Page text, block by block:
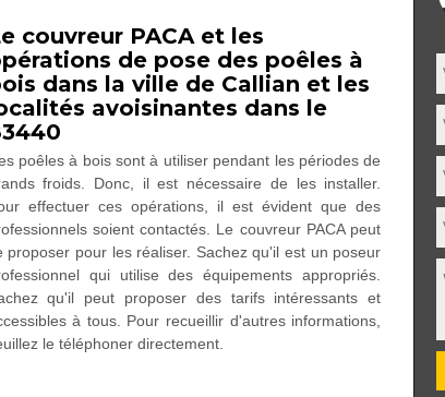
couvreur PACA et les
de pose des poêles à
dans la ville de Callian et les
avoisinantes dans le
poêles à bois sont à utiliser pendant les périodes de
froids. Donc, il est nécessaire de les installer.
effectuer ces opérations, il est évident que des
soient contactés. Le couvreur PACA peut
proposer pour les réaliser. Sachez qu'il est un poseur
qui utilise des équipements appropriés.
qu'il peut proposer des tarifs intéressants et
à tous. Pour recueillir d'autres informations,
le téléphoner directement.